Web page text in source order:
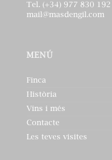
Tel. (+34) 977 830 192
mail@masdengil.com
MENÚ
Finca
Història
Vins i més
Contacte
Les teves visites